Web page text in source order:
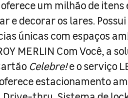
oferece um milhão de itens
e decorar os lares.
únicas com espaços
MERLIN Com Você, a
Celebre!e o serviço
estacionamento